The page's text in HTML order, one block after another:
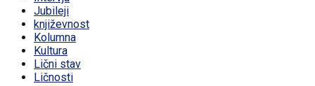
Jubileji
književnost
Kolumna
Kultura
Lični stav
Ličnosti